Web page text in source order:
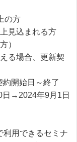
の方
見込まれる方
）
る場合、更新契
約開始日～終了
日→2024年9月1日
利用できるセミナ